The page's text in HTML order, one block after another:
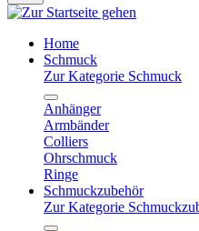
Home
Schmuck
Zur Kategorie Schmuck
Anhänger
Armbänder
Colliers
Ohrschmuck
Ringe
Schmuckzubehör
Zur Kategorie